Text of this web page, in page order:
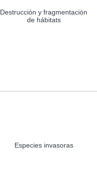
Destrucción y fragmentación
de hábitats
Especies invasoras